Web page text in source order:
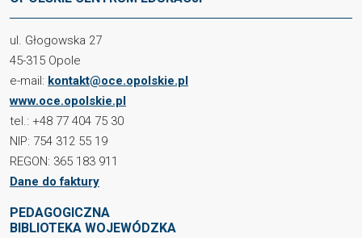
ul. Głogowska 27
45-315 Opole
e-mail: kontakt@oce.opolskie.pl
www.oce.opolskie.pl
tel.: +48 77 404 75 30
NIP: 754 312 55 19
REGON: 365 183 911
Dane do faktury
PEDAGOGICZNA
BIBLIOTEKA WOJEWÓDZKA